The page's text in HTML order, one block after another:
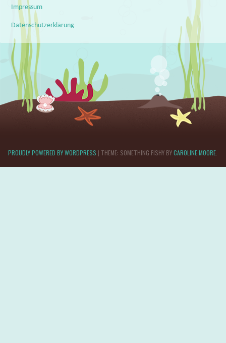
Impressum
Datenschutzerklärung
PROUDLY POWERED BY WORDPRESS | THEME: SOMETHING FISHY BYCAROLINE MOORE